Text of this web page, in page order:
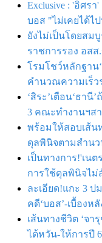
Exclusive : 'อิศร
บอส "ไม่เคยได้ไ
ยังไม่เป็นโดยสม
ราชการรอง อส
โรมโชว์หลักฐาน
คำนวณความเร็ว
‘สิระ’เตือน‘ธานี
3 คณะทำงานฯสา
พร้อมให้สอบเส้น
ดุลพินิจตามสำนว
เป็นทางการ!'เน
การใช้ดุลพินิจไม่
ละเอียด!แกะ 3
คดี‘บอส’-เบื้องหลั
เส้นทางชีวิต ‘จา
ไต้หวัน-ให้การปี